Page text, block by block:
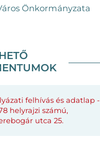
Önkormányzata
felhívás és adatlap -
helyrajzi számú,
utca 25.